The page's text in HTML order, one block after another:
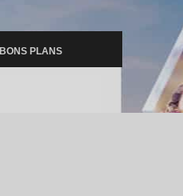
BONS PLANS